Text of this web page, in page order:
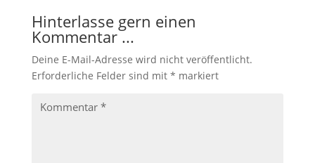
Hinterlasse gern einen
Kommentar ...
Deine E-Mail-Adresse wird nicht veröffentlicht.
Erforderliche Felder sind mit * markiert